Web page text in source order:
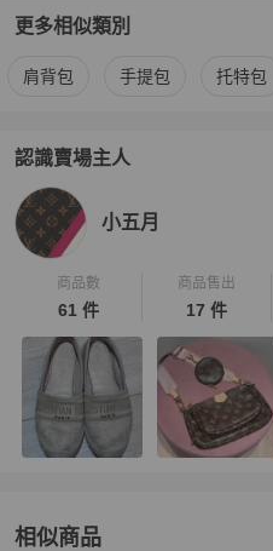
更多相似類別
更多Moschino 女包相似商品推薦
肩背包 手提包 托特包
認識賣場主人
PopChill 拍拍圈嚴選賣家
小五月
商品數
61 件
商品售出
17 件
相似商品